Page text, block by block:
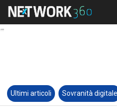
Ultimi articoli Sovranità digitale